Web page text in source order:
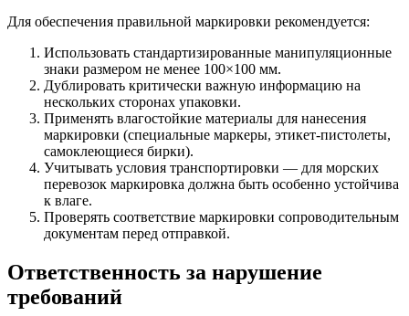
Для обеспечения правильной маркировки рекомендуется:
Использовать стандартизированные манипуляционные
знаки размером не менее 100×100 мм.
Дублировать критически важную информацию на
нескольких сторонах упаковки.
Применять влагостойкие материалы для нанесения
маркировки (специальные маркеры, этикет-пистолеты,
самоклеющиеся бирки).
Учитывать условия транспортировки — для морских
перевозок маркировка должна быть особенно устойчива
к влаге.
Проверять соответствие маркировки сопроводительным
документам перед отправкой.
Ответственность за нарушение
требований